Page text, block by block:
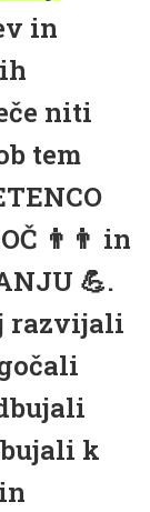
in
niti
tem
👨‍👨 in
💪.
razvijali
k